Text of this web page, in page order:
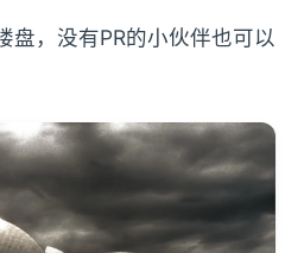
盘，没有PR的小伙伴也可以